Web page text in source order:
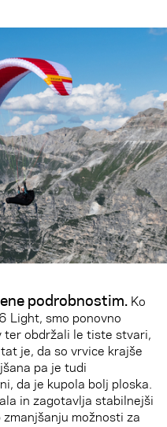
podrobnostim. Ko
Light, smo ponovno
ter obdržali le tiste stvari,
je, da so vrvice krajše
pa je tudi
da je kupola bolj ploska.
in zagotavlja stabilnejši
možnosti za